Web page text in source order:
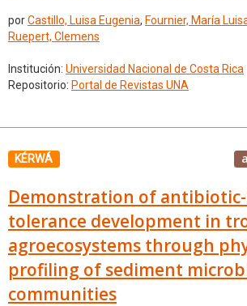
porCastillo, Luisa Eugenia, Fournier, María
Ruepert, Clemens
Institución: Universidad Nacional de Costa Rica
Repositorio: Portal de Revistas UNA
KÉRWÁ
Demonstration of
tolerance development in
agroecosystems through
profiling of sediment
communities